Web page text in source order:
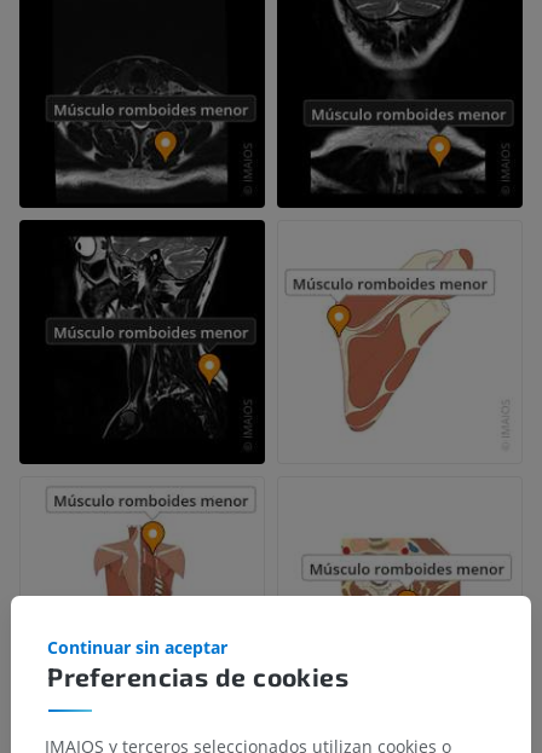
Preferencias de cookies
Continuar sin aceptar
IMAIOS y terceros seleccionados utilizan cookies o